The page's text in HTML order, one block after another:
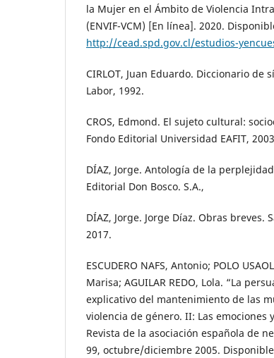
la Mujer en el Ámbito de Violencia
(ENVIF-VCM) [En línea]. 2020.
http://cead.spd.gov.cl/estudios-
CIRLOT, Juan Eduardo. Diccionario de
Labor, 1992.
CROS, Edmond. El sujeto cultural:
Fondo Editorial Universidad EAFIT,
DÍAZ, Jorge. Antología de la
Editorial Don Bosco. S.A.,
DÍAZ, Jorge. Jorge Díaz. Obras breves.
2017.
ESCUDERO NAFS, Antonio; POLO
Marisa; AGUILAR REDO, Lola. “La
explicativo del mantenimiento de las
violencia de género. II: Las emociones
Revista de la asociación española de
99, octubre/diciembre 2005.